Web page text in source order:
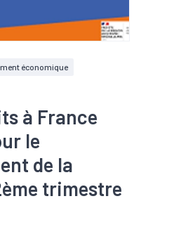
économique
à France
le
de la
trimestre